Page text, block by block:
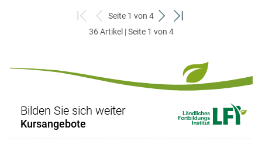
zum
ersten
zurück
zum
Seite 1 von 4
weiter
zum
zum
36 Artikel | Seite 1 von 4
Bilden Sie sich weiter
Kursangebote